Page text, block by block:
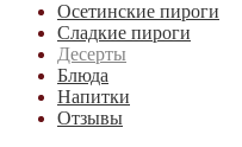
Осетинские пироги
Cладкие пироги
Десерты
Блюда
Напитки
Отзывы